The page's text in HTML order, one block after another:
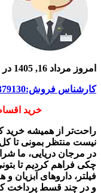
امروز مرداد 16, 1405 در خدمت شما هستیم
کارشناس فروش:09003379130 | 09023379130
خرید
راحت‌تر از همیشه خرید
نیست منتظر بمونی تا
در مرجان دریایی، ما
چکی فراهم کردیم تا
فیلتر، داروهای آبزیان
و در چند قسط پرداخت